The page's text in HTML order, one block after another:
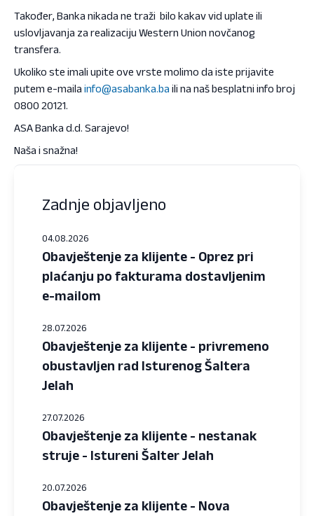
Također, Banka nikada ne traži bilo kakav vid uplate ili
uslovljavanja za realizaciju Western Union novčanog
transfera.
Ukoliko ste imali upite ove vrste molimo da iste prijavite
putem e-maila info@asabanka.ba ili na naš besplatni info broj
0800 20121.
ASA Banka d.d. Sarajevo!
Naša i snažna!
Zadnje objavljeno
04.08.2026
Obavještenje za klijente - Oprez pri
plaćanju po fakturama dostavljenim
e-mailom
28.07.2026
Obavještenje za klijente - privremeno
obustavljen rad Isturenog Šaltera
Jelah
27.07.2026
Obavještenje za klijente - nestanak
struje - Istureni Šalter Jelah
20.07.2026
Obavještenje za klijente - Nova